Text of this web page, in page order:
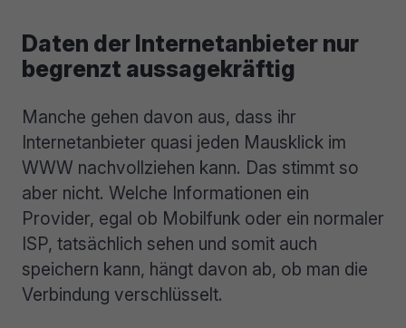
Daten der Internetanbieter nur
begrenzt aussagekräftig
Manche gehen davon aus, dass ihr
Internetanbieter quasi jeden Mausklick im
WWW nachvollziehen kann. Das stimmt so
aber nicht. Welche Informationen ein
Provider, egal ob Mobilfunk oder ein normaler
ISP, tatsächlich sehen und somit auch
speichern kann, hängt davon ab, ob man die
Verbindung verschlüsselt.